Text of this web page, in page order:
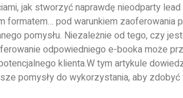
jak stworzyć naprawdę nieodparty
pod warunkiem zaoferowania
pomysłu. Niezależnie od tego, czy
odpowiedniego e-booka może
klienta.W tym artykule
pomysły do wykorzystania, aby